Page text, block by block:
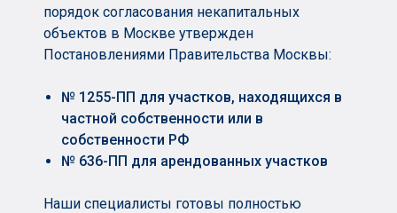
порядок согласования некапитальных
объектов в Москве утвержден
Постановлениями Правительства Москвы:
№ 1255-ПП для участков, находящихся в
частной собственности или в
собственности РФ
№ 636-ПП для арендованных участков
Наши специалисты готовы полностью